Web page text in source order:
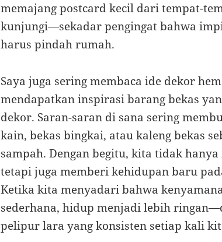
memajang postcard kecil dari tempat-
kunjungi—sekadar pengingat bahwa
harus pindah rumah.
Saya juga sering membaca ide dekor
mendapatkan inspirasi barang bekas
dekor. Saran-saran di sana sering
kain, bekas bingkai, atau kaleng bekas
sampah. Dengan begitu, kita tidak
tetapi juga memberi kehidupan baru
Ketika kita menyadari bahwa
sederhana, hidup menjadi lebih
pelipur lara yang konsisten setiap kali